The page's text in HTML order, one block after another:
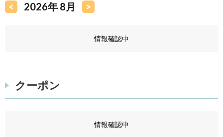
< 2026年 8月 >
情報確認中
クーポン
情報確認中